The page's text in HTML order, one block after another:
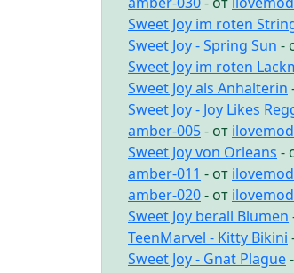
Sweet Joy im roten
Sweet Joy - Spring Sun -
Sweet Joy im roten
Sweet Joy als Anhalterin
Sweet Joy - Joy Likes
amber-005- от ilovemod
Sweet Joy von Orleans -
amber-011 - от ilovemod
amber-020- от ilovemod
Sweet Joy berall Blumen
TeenMarvel - Kitty Bikini
Sweet Joy - Gnat Plague